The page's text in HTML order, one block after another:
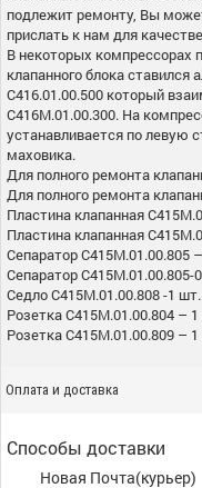
подлежит ремонту, Вы
прислать к нам для
В некоторых компрессорах
клапанного блока
С416.01.00.500 который
С416М.01.00.300. На
устанавливается по левую
маховика.
Для полного ремонта
Для полного ремонта
Пластина клапанная
Пластина клапанная
Сепаратор С415М.01.00.805
Сепаратор С415М.01.00.805-
Седло С415М.01.00.808 -1 шт.
Розетка С415М.01.00.804 –
Розетка С415М.01.00.809 –
Оплата и доставка
Способы доставки
Новая Почта(курьер)